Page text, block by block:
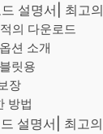
설명서| 최고
의 다운로드
션 소개
릿용
장
방법
설명서| 최고